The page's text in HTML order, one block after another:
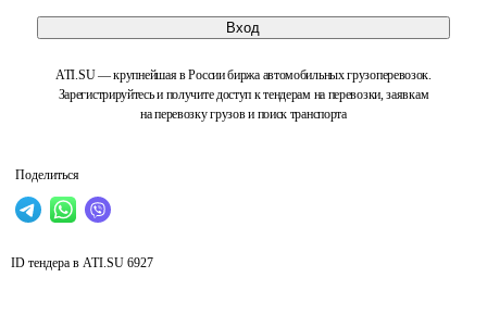
Вход
ATI.SU — крупнейшая в России биржа автомобильных грузоперевозок.
Зарегистрируйтесь и получите доступ к тендерам на перевозки, заявкам
на перевозку грузов и поиск транспорта
Поделиться
ID тендера в ATI.SU 6927